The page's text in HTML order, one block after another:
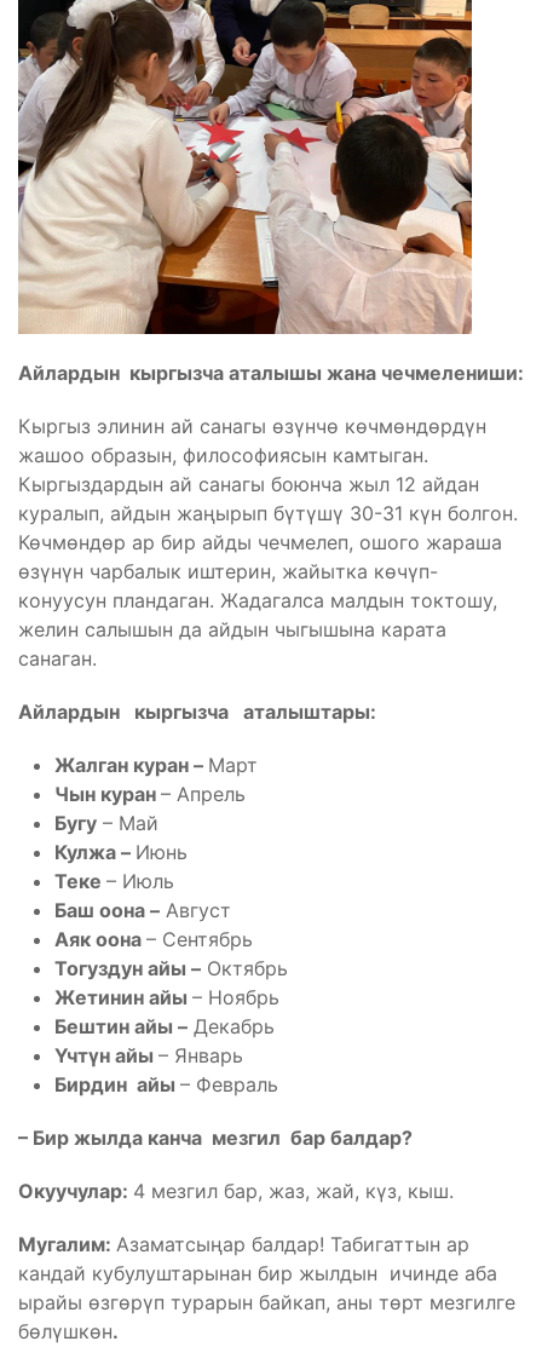
Айлардын кыргызча аталышы жана чечмелениши:
Кыргыз элинин ай санагы өзүнчө көчмөндөрдүн
жашоо образын, философиясын камтыган.
Кыргыздардын ай санагы боюнча жыл 12 айдан
куралып, айдын жаңырып бүтүшү 30-31 күн болгон.
Көчмөндөр ар бир айды чечмелеп, ошого жараша
өзүнүн чарбалык иштерин, жайытка көчүп-
конуусун пландаган. Жадагалса малдын токтошу,
желин салышын да айдын чыгышына карата
санаган.
Айлардын кыргызча аталыштары:
Жалган куран – Март
Чын куран – Апрель
Бугу – Май
Кулжа – Июнь
Теке – Июль
Баш оона – Август
Аяк оона – Сентябрь
Тогуздун айы – Октябрь
Жетинин айы – Ноябрь
Бештин айы – Декабрь
Үчтүн айы – Январь
Бирдин айы – Февраль
– Бир жылда канча мезгил бар балдар?
Окуучулар: 4 мезгил бар, жаз, жай, күз, кыш.
Мугалим: Азаматсыңар балдар! Табигаттын ар
кандай кубулуштарынан бир жылдын ичинде аба
ырайы өзгөрүп турарын байкап, аны төрт мезгилге
бөлүшкөн.